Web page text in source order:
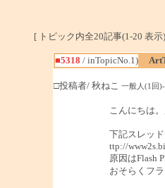
[ トピック内全20記事(1-20 表
■5318 / inTopicNo.1)
□投稿者/ 秋ねこ 一般人(1回
こんにちは
下記スレッ
ttp://
原因はFlash
おそらくフ